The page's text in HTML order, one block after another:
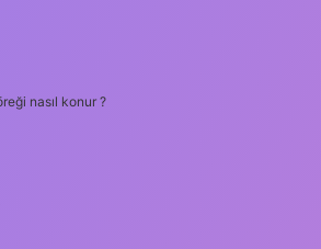
nasıl konur ?